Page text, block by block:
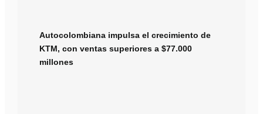
Autocolombiana impulsa el crecimiento de
KTM, con ventas superiores a $77.000
millones